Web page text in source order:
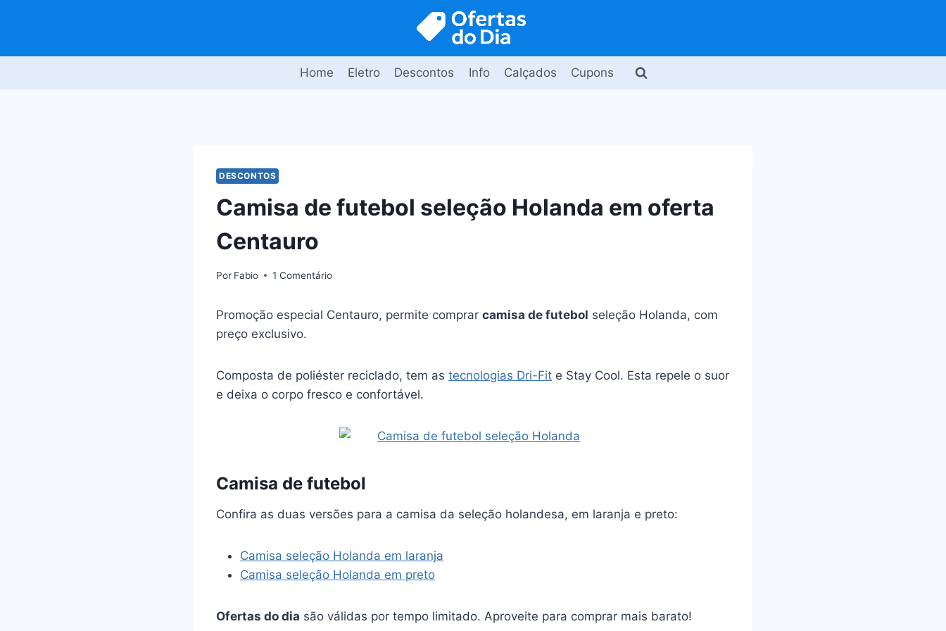
Home Eletro Descontos Info Calçados Cupons
DESCONTOS
Camisa de futebol seleção Holanda em oferta
Centauro
Por Fabio 1 Comentário
Promoção especial Centauro, permite comprar camisa de futebol seleção Holanda, com
preço exclusivo.
Composta de poliéster reciclado, tem as tecnologias Dri-Fit e Stay Cool. Esta repele o suor
e deixa o corpo fresco e confortável.
Camisa de futebol
Confira as duas versões para a camisa da seleção holandesa, em laranja e preto:
Camisa seleção Holanda em laranja
Camisa seleção Holanda em preto
Ofertas do dia são válidas por tempo limitado. Aproveite para comprar mais barato!